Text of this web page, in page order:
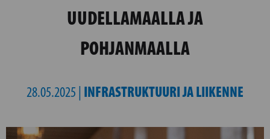
UUDELLAMAALLA JA
POHJANMAALLA
28.05.2025 | INFRASTRUKTUURI JA LIIKENNE